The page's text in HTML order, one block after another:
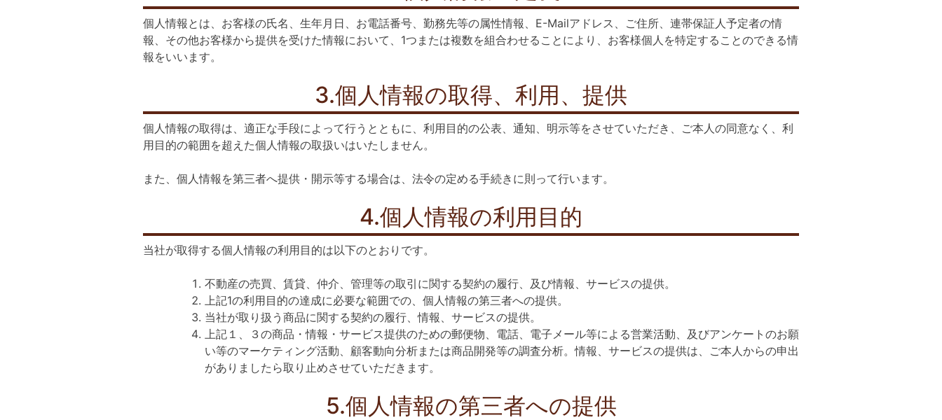
個人情報とは、お客様の氏名、生年月日、お電話番号、勤務先等の属性情報、E-Mailアドレス、ご住所、連帯保証人予定者の情
報、その他お客様から提供を受けた情報において、1つまたは複数を組合わせることにより、お客様個人を特定することのできる情
報をいいます。
3.個人情報の取得、利用、提供
個人情報の取得は、適正な手段によって行うとともに、利用目的の公表、通知、明示等をさせていただき、ご本人の同意なく、利
用目的の範囲を超えた個人情報の取扱いはいたしません。
また、個人情報を第三者へ提供・開示等する場合は、法令の定める手続きに則って行います。
4.個人情報の利用目的
当社が取得する個人情報の利用目的は以下のとおりです。
不動産の売買、賃貸、仲介、管理等の取引に関する契約の履行、及び情報、サービスの提供。
上記1の利用目的の達成に必要な範囲での、個人情報の第三者への提供。
当社が取り扱う商品に関する契約の履行、情報、サービスの提供。
上記１、３の商品・情報・サービス提供のための郵便物、電話、電子メール等による営業活動、及びアンケートのお願
い等のマーケティング活動、顧客動向分析または商品開発等の調査分析。情報、サービスの提供は、ご本人からの申出
がありましたら取り止めさせていただきます。
5.個人情報の第三者への提供